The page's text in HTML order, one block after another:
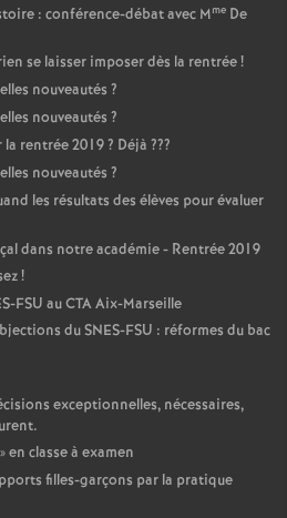
: conférence-débat avec Mme De
se laisser imposer dès la rentrée!
nouveautés ?
nouveautés ?
la rentrée 2019? Déjà ???
nouveautés ?
les résultats des élèves pour évaluer
dans notre académie - Rentrée 2019
!
FSU au CTA Aix-Marseille
du SNES-FSU : réformes du bac
exceptionnelles, nécessaires,
» en classe à examen
filles-garçons par la pratique